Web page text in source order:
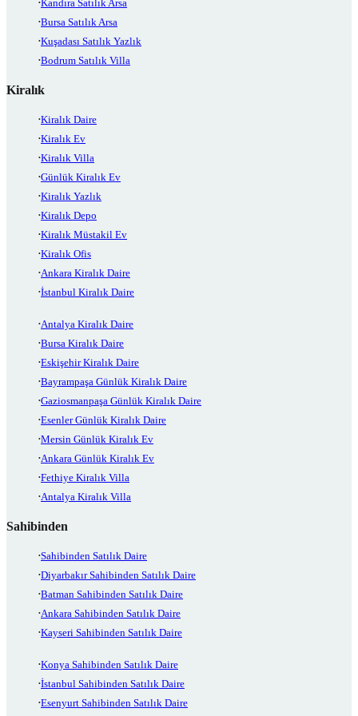
Kandıra Satılık Arsa
Bursa Satılık Arsa
Kuşadası Satılık Yazlık
Bodrum Satılık Villa
Kiralık
Kiralık Daire
Kiralık Ev
Kiralık Villa
Günlük Kiralık Ev
Kiralık Yazlık
Kiralık Depo
Kiralık Müstakil Ev
Kiralık Ofis
Ankara Kiralık Daire
İstanbul Kiralık Daire
Antalya Kiralık Daire
Bursa Kiralık Daire
Eskişehir Kiralık Daire
Bayrampaşa Günlük Kiralık Daire
Gaziosmanpaşa Günlük Kiralık Daire
Esenler Günlük Kiralık Daire
Mersin Günlük Kiralık Ev
Ankara Günlük Kiralık Ev
Fethiye Kiralık Villa
Antalya Kiralık Villa
Sahibinden
Sahibinden Satılık Daire
Diyarbakır Sahibinden Satılık Daire
Batman Sahibinden Satılık Daire
Ankara Sahibinden Satılık Daire
Kayseri Sahibinden Satılık Daire
Konya Sahibinden Satılık Daire
İstanbul Sahibinden Satılık Daire
Esenyurt Sahibinden Satılık Daire